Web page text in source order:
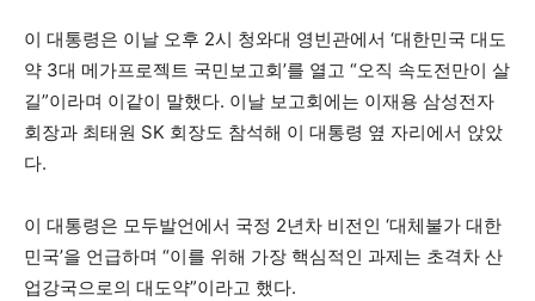
이 대통령은 이날 오후 2시 청와대 영빈관에서 ‘대한민국 대도
약 3대 메가프로젝트 국민보고회’를 열고 “오직 속도전만이 살
길”이라며 이같이 말했다. 이날 보고회에는 이재용 삼성전자
회장과 최태원 SK 회장도 참석해 이 대통령 옆 자리에서 앉았
다.
이 대통령은 모두발언에서 국정 2년차 비전인 ‘대체불가 대한
민국’을 언급하며 “이를 위해 가장 핵심적인 과제는 초격차 산
업강국으로의 대도약”이라고 했다.